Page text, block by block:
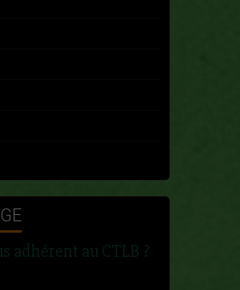
adhérent au CTLB ?